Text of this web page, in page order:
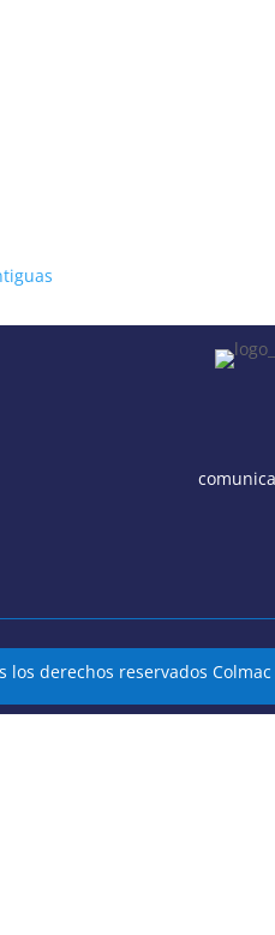
los derechos reservados